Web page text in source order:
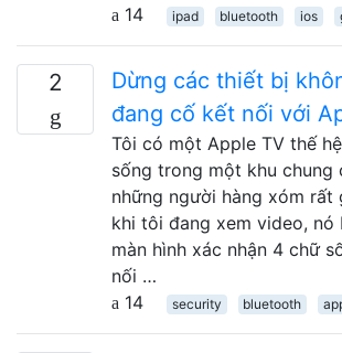
14
ipad bluetooth ios
2
Dừng các thiết bị
đang cố kết nối với
Tôi có một Apple TV thế
sống trong một khu chung
những người hàng xóm rất
khi tôi đang xem video, nó
màn hình xác nhận 4 chữ
nối …
14
security bluetooth